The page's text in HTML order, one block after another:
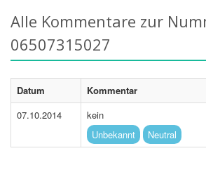
Alle Kommentare zur
06507315027
Datum
Kommentar
07.10.2014
kein
Unbekannt
Neutral